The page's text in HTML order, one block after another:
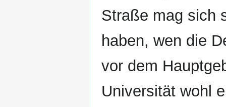
Straße mag sich
haben, wen die
vor dem
Universität wohl